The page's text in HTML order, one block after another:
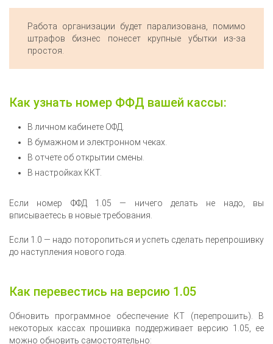
Работа организации будет парализована, помимо
штрафов бизнес понесет крупные убытки из-за
простоя.
Как узнать номер ФФД вашей кассы:
В личном кабинете ОФД.
В бумажном и электронном чеках.
В отчете об открытии смены.
В настройках ККТ.
Если номер ФФД 1.05 — ничего делать не надо, вы
вписываетесь в новые требования.
Если 1.0 — надо поторопиться и успеть сделать перепрошивку
до наступления нового года.
Как перевестись на версию 1.05
Обновить программное обеспечение КТ (перепрошить). В
некоторых кассах прошивка поддерживает версию 1.05, ее
можно обновить самостоятельно: